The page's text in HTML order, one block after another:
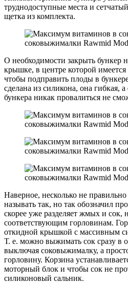
труднодоступные места и
щетка из комплекта.
О необходимости закрыть бункер
крышке, в центре которой имеется
чтобы подправить плоды в
сделана из силикона, она гибкая,
бункера никак провалиться не
Наверное, несколько не
называть так, но так обозначил
скорее уже разделяет жмых и сок,
соответствующим горловинам.
откидной крышкой с массивным
Т. е. можно выжимать сок сразу в
выключая соковыжималку, а
горловину. Корзина
моторный блок и чтобы сок не
силиконовый сальник.